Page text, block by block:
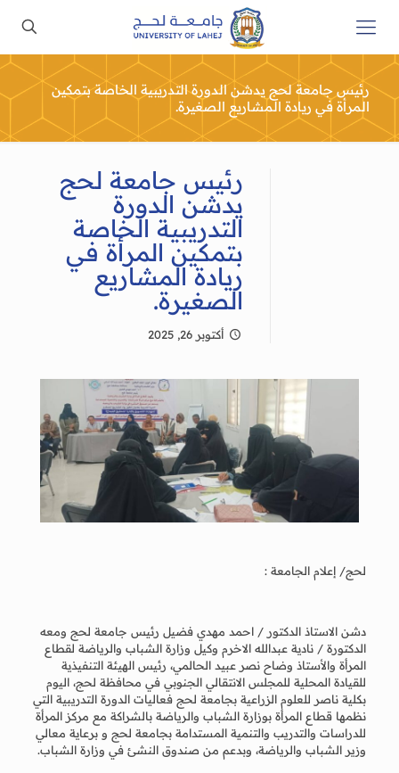
رئيس جامعة لحج يدشن الدورة التدريبية الخاصة بتمكين
المرأة في ريادة المشاريع الصغيرة.
رئيس جامعة لحج
يدشن الدورة
التدريبية الخاصة
بتمكين المرأة في
ريادة المشاريع
الصغيرة.
أكتوبر 26, 2025
لحج/ إعلام الجامعة :
دشن الاستاذ الدكتور / احمد مهدي فضيل رئيس جامعة لحج ومعه
الدكتورة / نادية عبدالله الاخرم وكيل وزارة الشباب والرياضة لقطاع
المرأة والأستاذ وضاح نصر عبيد الحالمي، رئيس الهيئة التنفيذية
للقيادة المحلية للمجلس الانتقالي الجنوبي في محافظة لحج، اليوم
بكلية ناصر للعلوم الزراعية بجامعة لحج فعاليات الدورة التدريبية التي
نظمها قطاع المرأة بوزارة الشباب والرياضة بالشراكة مع مركز المرأة
للدراسات والتدريب والتنمية المستدامة بجامعة لحج و برعاية معالي
وزير الشباب والرياضة، وبدعم من صندوق النشئ في وزارة الشباب.